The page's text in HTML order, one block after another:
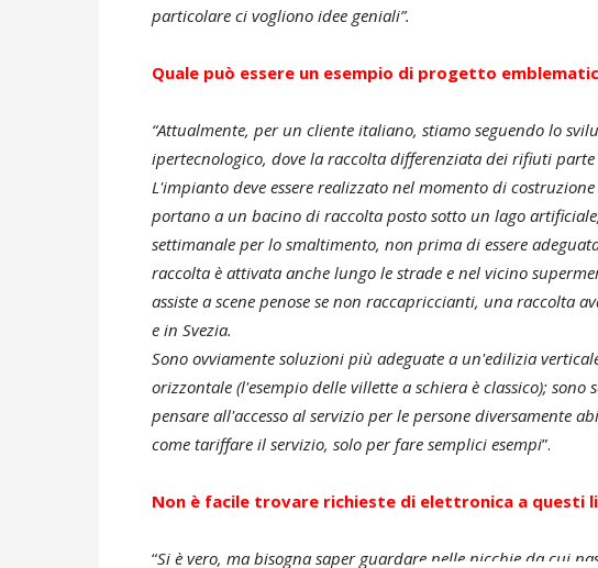
particolare ci vogliono idee geniali”.
Quale può essere un esempio di progetto
“Attualmente, per un cliente italiano, stiamo seguendo lo
ipertecnologico, dove la raccolta differenziata dei rifiuti
L'impianto deve essere realizzato nel momento di
portano a un bacino di raccolta posto sotto un lago
settimanale per lo smaltimento, non prima di essere
raccolta è attivata anche lungo le strade e nel vicino
assiste a scene penose se non raccapriccianti, una raccolta
e in Svezia.
Sono ovviamente soluzioni più adeguate a un'edilizia
orizzontale (l'esempio delle villette a schiera è classico);
pensare all'accesso al servizio per le persone diversamente
come tariffare il servizio, solo per fare semplici esempi”.
Non è facile trovare richieste di elettronica a questi
“Si è vero, ma bisogna saper guardare nelle nicchie da cui